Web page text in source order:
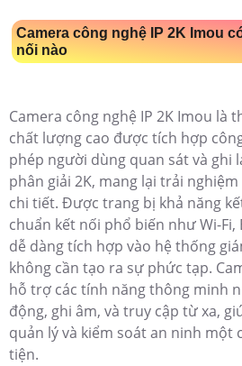
Camera công nghệ IP 2K Imou
nối nào
Camera công nghệ IP 2K Imou là
chất lượng cao được tích hợp
phép người dùng quan sát và ghi
phân giải 2K, mang lại trải
chi tiết. Được trang bị khả năng
chuẩn kết nối phổ biến như Wi-Fi,
dễ dàng tích hợp vào hệ thống
không cần tạo ra sự phức tạp.
hỗ trợ các tính năng thông minh
động, ghi âm, và truy cập từ xa,
quản lý và kiểm soát an ninh một
tiện.